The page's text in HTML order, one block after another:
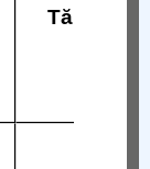
Tăng